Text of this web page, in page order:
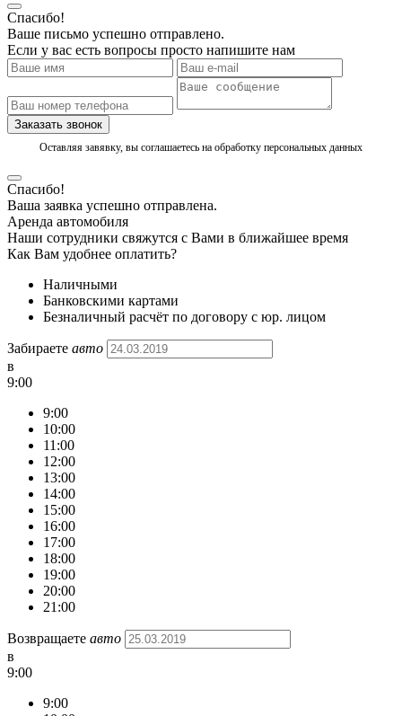
Спасибо!
Ваше письмо успешно отправлено.
Если у вас есть вопросы просто напишите нам
Заказать звонок
Оставляя завявку, вы соглашаетесь на обработку персональных данных
Спасибо!
Ваша заявка успешно отправлена.
Аренда автомобиля
Наши сотрудники свяжутся с Вами в ближайшее время
Как Вам удобнее оплатить?
Наличными
Банковскими картами
Безналичный расчёт по договору с юр. лицом
Забираете авто
в
9:00
9:00
10:00
11:00
12:00
13:00
14:00
15:00
16:00
17:00
18:00
19:00
20:00
21:00
Возвращаете авто
в
9:00
9:00